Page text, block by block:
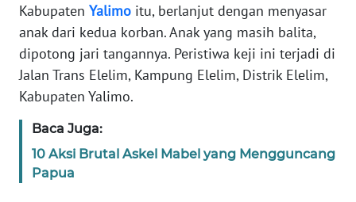
Kabupaten Yalimo itu, berlanjut dengan menyasar
anak dari kedua korban. Anak yang masih balita,
dipotong jari tangannya. Peristiwa keji ini terjadi di
Jalan Trans Elelim, Kampung Elelim, Distrik Elelim,
Kabupaten Yalimo.
Baca Juga:
10 Aksi Brutal Askel Mabel yang Mengguncang
Papua
KONTAK
KAMI
INFO
IKLAN
KAMI